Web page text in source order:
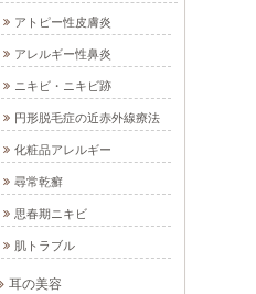
アトピー性皮膚炎
アレルギー性鼻炎
ニキビ・ニキビ跡
円形脱毛症の近赤外線療法
化粧品アレルギー
尋常乾癬
思春期ニキビ
肌トラブル
耳の美容